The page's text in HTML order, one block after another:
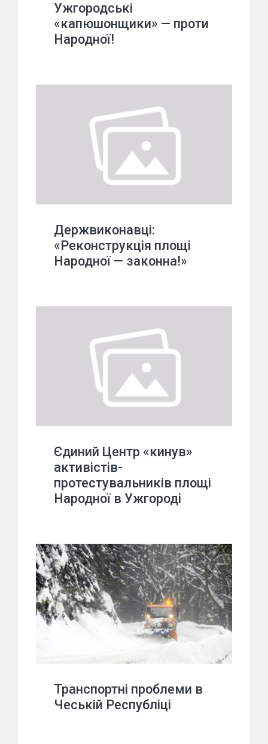
Ужгородські
«капюшонщики» — проти
Народної!
Держвиконавці:
«Реконструкція площі
Народної — законна!»
Єдиний Центр «кинув»
активістів-
протестувальників площі
Народної в Ужгороді
Транспортні проблеми в
Чеській Республіці